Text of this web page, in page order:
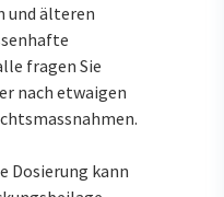
und älteren
fragen Sie
nach etwaigen
Dosierung kann